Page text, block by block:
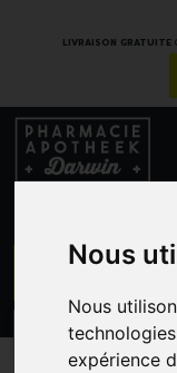
Nous
Nous
expérience
LIVRAISON GRATUITE